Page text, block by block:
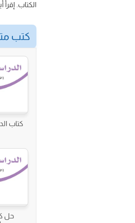
الكتاب. إقرأ
كتب
كتاب
حل